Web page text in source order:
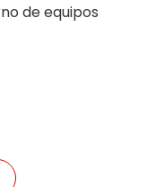
de equipos